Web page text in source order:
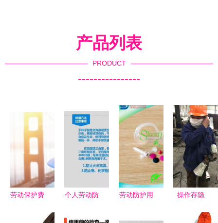
产品列表
PRODUCT
----------------
劳动保护费
个人劳动防
劳动防护用
操作存隐